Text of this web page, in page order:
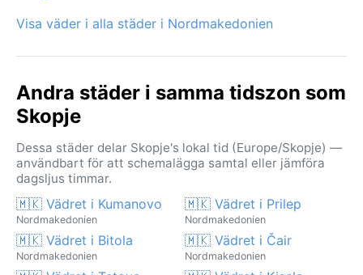
Visa väder i alla städer i Nordmakedonien
Andra städer i samma tidszon som
Skopje
Dessa städer delar Skopje's lokal tid (Europe/Skopje) —
användbart för att schemalägga samtal eller jämföra
dagsljus timmar.
🇲🇰 Vädret i Kumanovo
Nordmakedonien
🇲🇰 Vädret i Prilep
Nordmakedonien
🇲🇰 Vädret i Bitola
Nordmakedonien
🇲🇰 Vädret i Čair
Nordmakedonien